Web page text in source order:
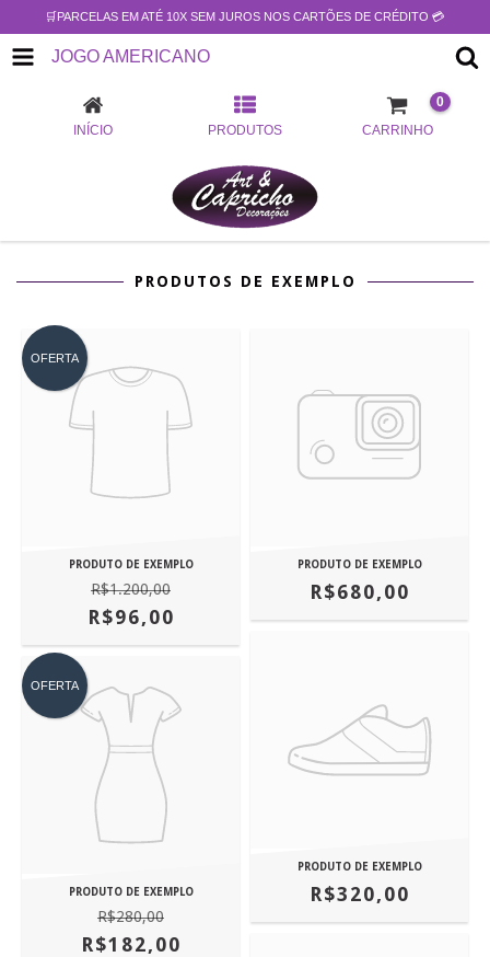
🛒PARCELAS EM ATÉ 10X SEM JUROS NOS CARTÕES DE CRÉDITO 💳
JOGO AMERICANO
INÍCIO PRODUTOS CARRINHO
0
PRODUTOS DE EXEMPLO
OFERTA
PRODUTO DE EXEMPLO
R$1.200,00
R$96,00
PRODUTO DE EXEMPLO
R$680,00
OFERTA
PRODUTO DE EXEMPLO
R$280,00
R$182,00
PRODUTO DE EXEMPLO
R$320,00